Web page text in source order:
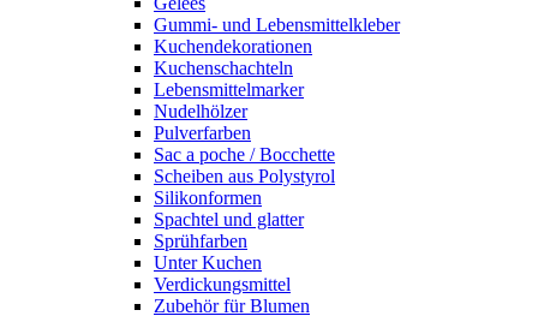
Gummi- und Lebensmittelkleber
Kuchendekorationen
Kuchenschachteln
Lebensmittelmarker
Nudelhölzer
Pulverfarben
Sac a poche / Bocchette
Scheiben aus Polystyrol
Silikonformen
Spachtel und glatter
Sprühfarben
Unter Kuchen
Verdickungsmittel
Zubehör für Blumen